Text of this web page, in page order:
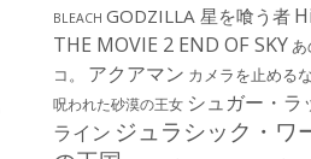
BLEACH GODZILLA 星を喰う者
THE MOVIE 2 END OF SKY あ
コ。
アクアマン カメラを止める
呪われた砂漠の王女 シュガー・ラ
ライン ジュラシック・ワ